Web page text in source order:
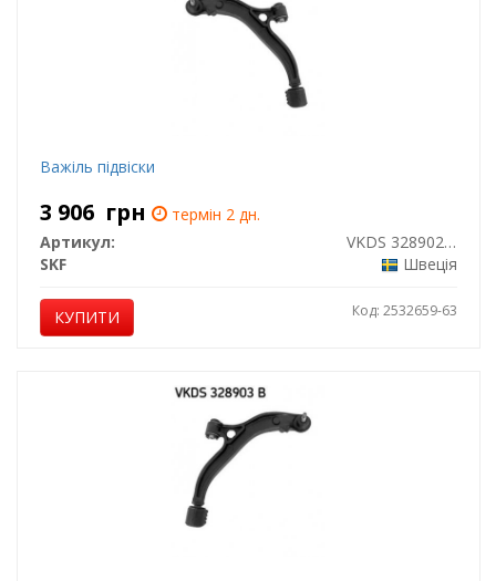
Важіль підвіски
3 906 грн
термін 2 дн.
Артикул:
VKDS 328902 B
SKF
Швеція
КУПИТИ Код: 2532659-63